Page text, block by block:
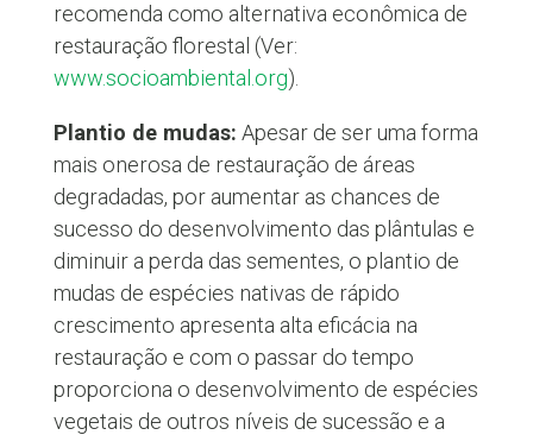
recomenda como alternativa econômica de
restauração florestal (Ver:
www.socioambiental.org).
Plantio de mudas: Apesar de ser uma forma
mais onerosa de restauração de áreas
degradadas, por aumentar as chances de
sucesso do desenvolvimento das plântulas e
diminuir a perda das sementes, o plantio de
mudas de espécies nativas de rápido
crescimento apresenta alta eficácia na
restauração e com o passar do tempo
proporciona o desenvolvimento de espécies
vegetais de outros níveis de sucessão e a